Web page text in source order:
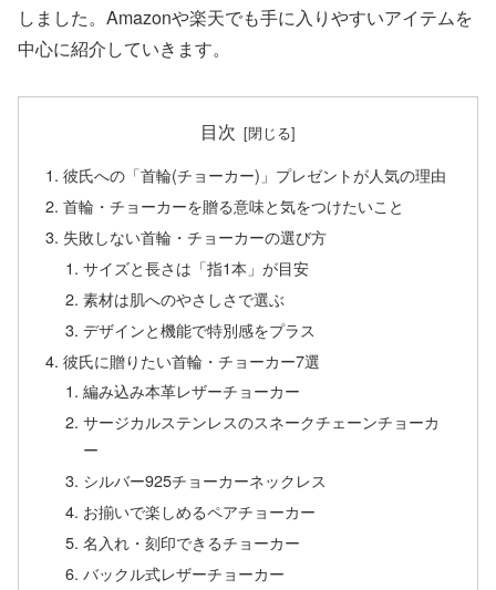
しました。Amazonや楽天でも手に入りやすいアイテムを
中心に紹介していきます。
目次
彼氏への「首輪(チョーカー)」プレゼントが人気の理由
首輪・チョーカーを贈る意味と気をつけたいこと
失敗しない首輪・チョーカーの選び方
サイズと長さは「指1本」が目安
素材は肌へのやさしさで選ぶ
デザインと機能で特別感をプラス
彼氏に贈りたい首輪・チョーカー7選
編み込み本革レザーチョーカー
サージカルステンレスのスネークチェーンチョーカ
ー
シルバー925チョーカーネックレス
お揃いで楽しめるペアチョーカー
名入れ・刻印できるチョーカー
バックル式レザーチョーカー